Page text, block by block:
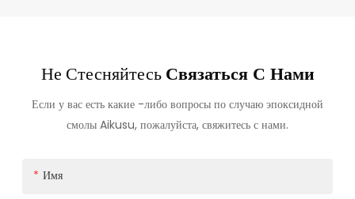
Не СтесняйтесьСвязаться С Нами
Если у вас есть какие -либо вопросы по случаю эпоксидной
смолы Aikusu, пожалуйста, свяжитесь с нами.
Имя